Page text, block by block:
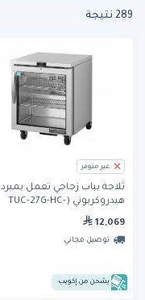
289 نتيجة
غير متوفر
ثلاجة بباب زجاجي تعمل بمبرد
هيدروكربوني (TUC-27G-HC-
12,069
توصيل مجاني
يشحن من إكويب